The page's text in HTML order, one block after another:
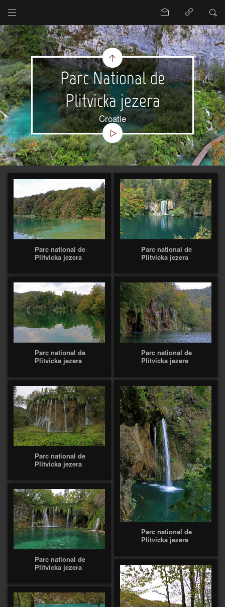
Parc National de
Plitvicka jezera
Croatie
Parc national de
Plitvicka jezera
Parc national de
Plitvicka jezera
Parc national de
Plitvicka jezera
Parc national de
Plitvicka jezera
Parc national de
Plitvicka jezera
Parc national de
Plitvicka jezera
Parc national de
Plitvicka jezera